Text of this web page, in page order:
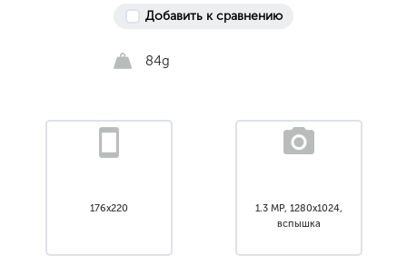
Добавить к сравнению
84g
176x220
1.3 MP, 1280x1024,
вспышка